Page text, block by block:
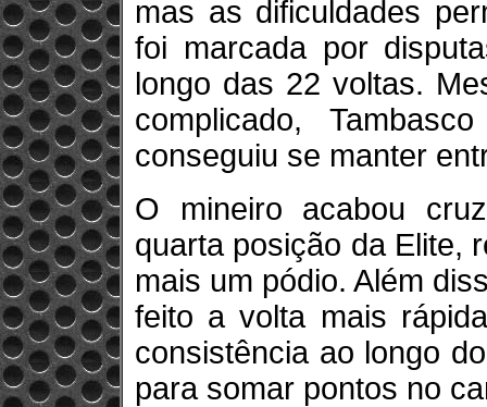
mas as dificuldades
foi marcada por
longo das 22 voltas.
complicado,
conseguiu se manter
O mineiro acabou
quarta posição da Elite,
mais um pódio. Além
feito a volta mais
consistência ao longo
para somar pontos no